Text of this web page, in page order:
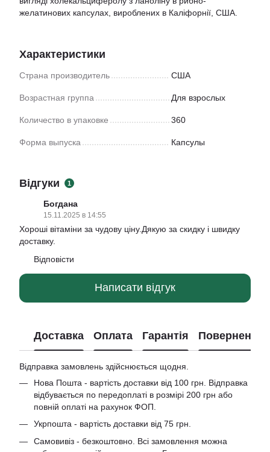
желатинових капсулах, вироблених в Каліфорнії, США.
Характеристики
Страна производитель США
Возрастная группа Для взрослых
Количество в упаковке 360
Форма выпуска Капсулы
Відгуки 1
Богдана
15.11.2025 в 14:55
Хороші вітаміни за чудову ціну.Дякую за скидку і швидку
доставку.
Відповісти
Написати відгук
Доставка Оплата Гарантія Повернення
Відправка замовлень здійснюється щодня.
Нова Пошта - вартість доставки від 100 грн. Відправка
відбувається по передоплаті в розмірі 200 грн або
повній оплаті на рахунок ФОП.
Укрпошта - вартість доставки від 75 грн.
Самовивіз - безкоштовно. Всі замовлення можна